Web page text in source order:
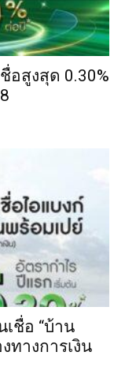
อสูงสุด 0.30%
ชื่อ “บ้าน
ทางการเงิน